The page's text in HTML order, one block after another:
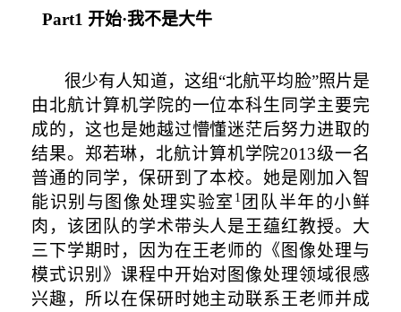
Part1 开始·我不是大牛
很少有人知道，这组“北航平均脸”照片是
由北航计算机学院的一位本科生同学主要完
成的，这也是她越过懵懂迷茫后努力进取的
结果。郑若琳，北航计算机学院2013级一名
普通的同学，保研到了本校。她是刚加入智
能识别与图像处理实验室 1 团队半年的小鲜
肉，该团队的学术带头人是王蕴红教授。大
三下学期时，因为在王老师的《图像处理与
模式识别》课程中开始对图像处理领域很感
兴趣，所以在保研时她主动联系王老师并成